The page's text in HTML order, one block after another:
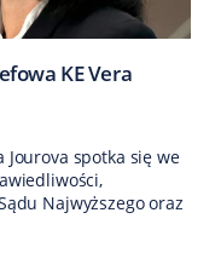
KE Vera
spotka się we
Najwyższego oraz